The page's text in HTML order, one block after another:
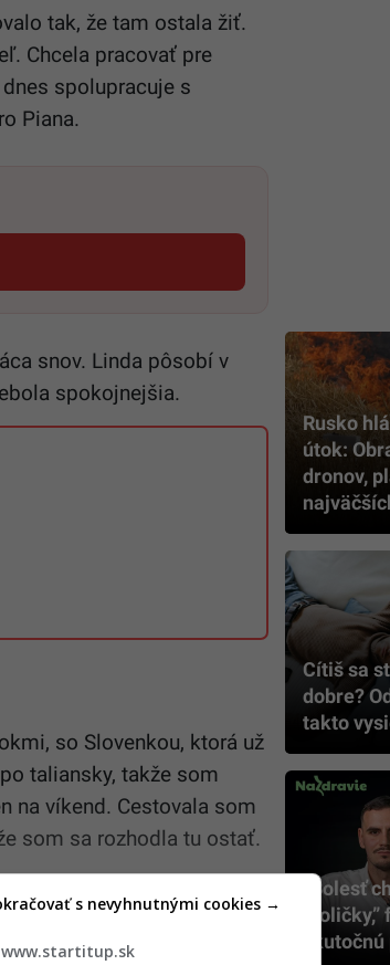
tak, že tam ostala žiť.
Chcela pracovať pre
spolupracuje s
Piana.
v novom okne
snov. Linda pôsobí v
spokojnejšia.
so Slovenkou, ktorá už
taliansky, takže som
na víkend. Cestovala som
som sa rozhodla tu ostať.
som sa po anglicky
nikdy som nechodila na
Už po šiestich
Rusko
útok:
dronov,
Cítiš sa
dobre?
takto
„Bolesť
s nevyhnutnými cookies →